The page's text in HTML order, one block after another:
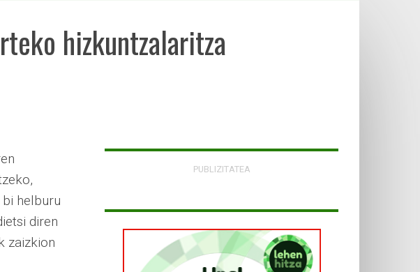
hizkuntzalaritza
helburu
diren
zaizkion
PUBLIZITATEA